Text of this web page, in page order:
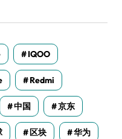
IQOO
Redmi
中国 京东
区块 华为